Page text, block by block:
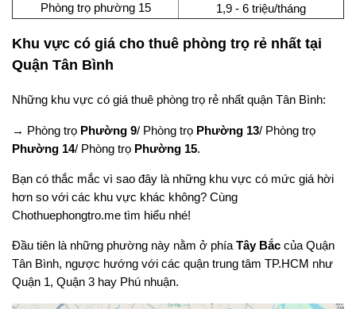
Phòng trọ phường 15
1,9 - 6 triệu/tháng
Khu vực có giá cho thuê phòng trọ rẻ nhất tại
Quận Tân Bình
Những khu vực có giá thuê phòng trọ rẻ nhất quận Tân Bình:
→ Phòng trọ Phường 9/ Phòng trọ Phường 13/ Phòng trọ
Phường 14/ Phòng trọ Phường 15.
Bạn có thắc mắc vì sao đây là những khu vực có mức giá hời
hơn so với các khu vực khác không? Cùng
Chothuephongtro.me tìm hiểu nhé!
Đầu tiên là những phường này nằm ở phía Tây Bắc của Quận
Tân Bình, ngược hướng với các quận trung tâm TP.HCM như
Quận 1, Quận 3 hay Phú nhuận.